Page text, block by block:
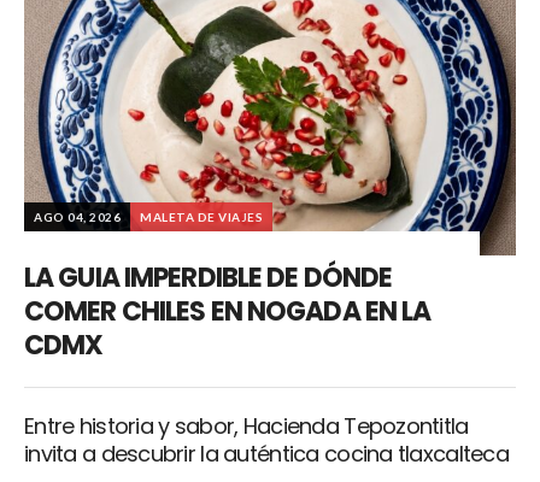
AGO 04, 2026 MALETA DE VIAJES
LA GUIA IMPERDIBLE DE DÓNDE
COMER CHILES EN NOGADA EN LA
CDMX
Entre historia y sabor, Hacienda Tepozontitla
invita a descubrir la auténtica cocina tlaxcalteca